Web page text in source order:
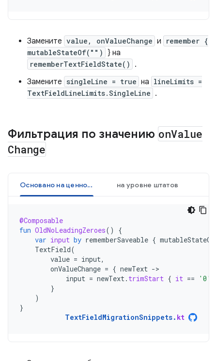
Замените value, onValueChange и
remember {
mutableStateOf("")
} на
rememberTextFieldState()
.
Замените singleLine = true на lineLimits =
TextFieldLineLimits.SingleLine .
Фильтрация по значению onValue
Change
Основано на ценностях на уровне штатов
@Composable
fun OldNoLeadingZeroes()
{
var input by rememberSaveable { mutableStateOf
TextField(
value = input,
onValueChange = { newText -
input = newText. trimStart { it == '0'
}
)
}
TextFieldMigrationSnippets. kt